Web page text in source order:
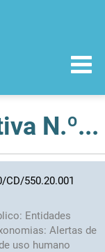
Circular Informativa N.º 170/CD/550.20.001 Data: 05/11/2019
CD/550.20.001
Entidades
Alertas de
uso humano